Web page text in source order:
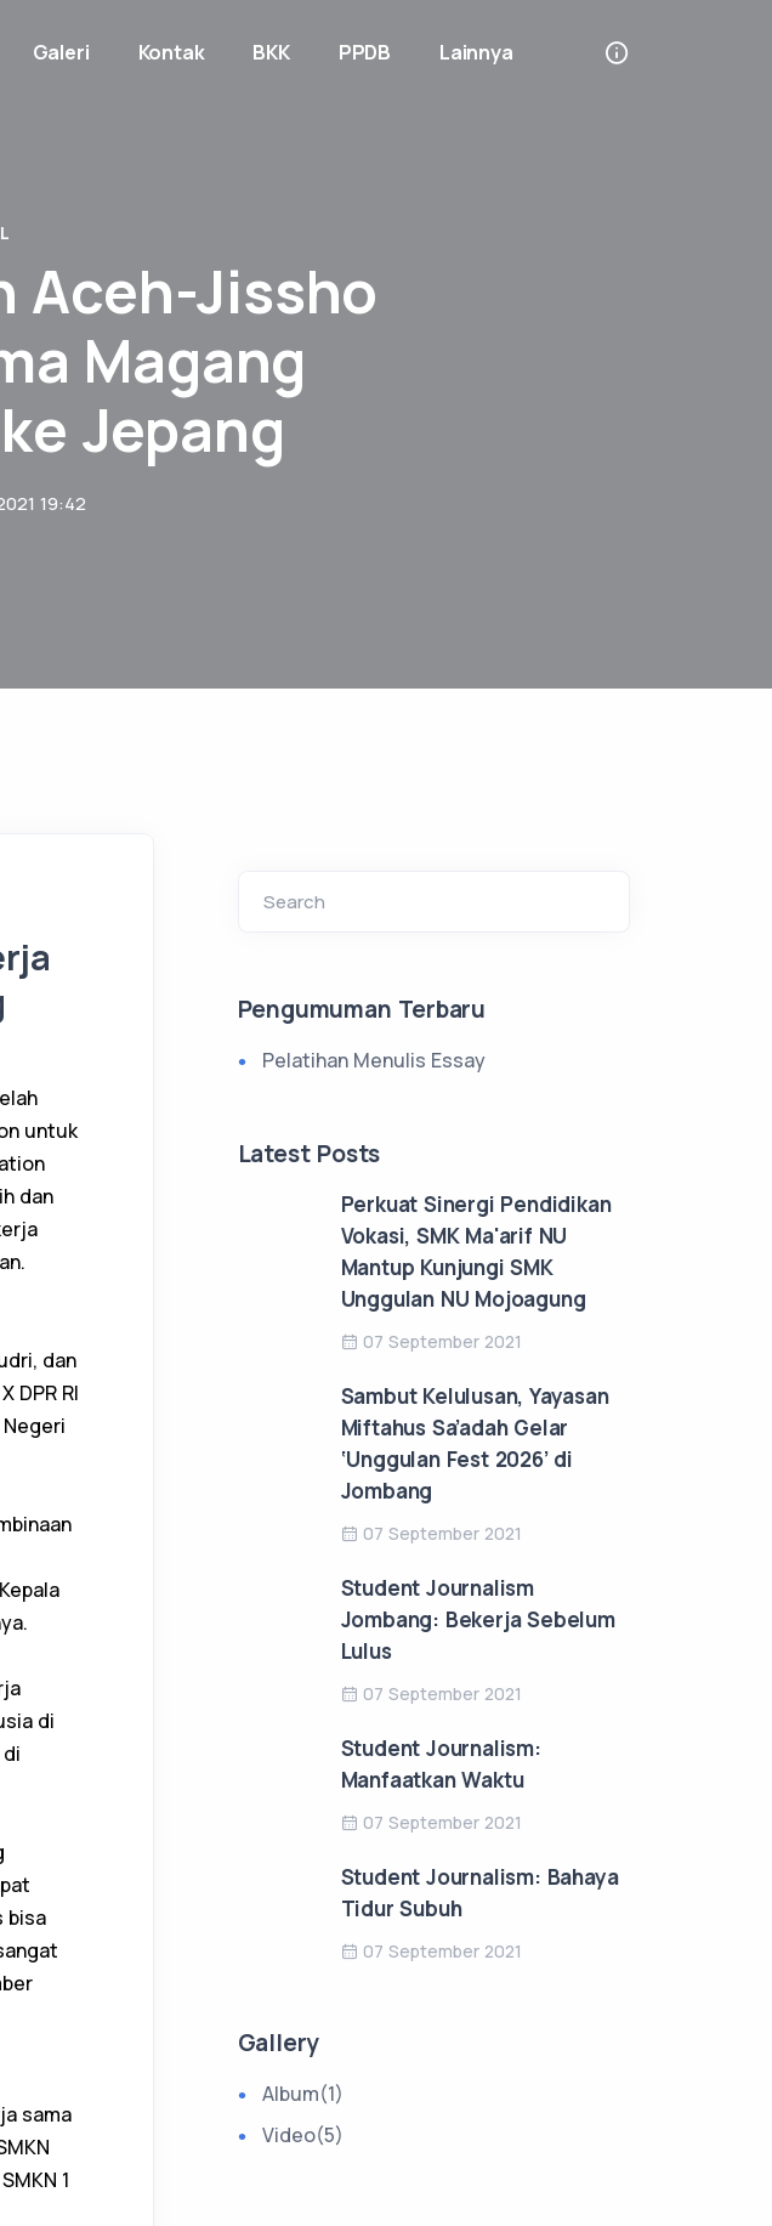
Galeri Kontak BKK PPDB Lainnya
Aceh-Jissho
Magang
Jepang
19:42
untuk
dan
dan
DPR RI
di
bisa
sama
1
Search
Pengumuman Terbaru
Pelatihan Menulis Essay
Latest Posts
Perkuat Sinergi Pendidikan
Vokasi, SMK Ma'arif NU
Mantup Kunjungi SMK
Unggulan NU Mojoagung
07 September 2021
Sambut Kelulusan, Yayasan
Miftahus Sa’adah Gelar
‘Unggulan Fest 2026’ di
Jombang
07 September 2021
Student Journalism
Jombang: Bekerja Sebelum
Lulus
07 September 2021
Student Journalism:
Manfaatkan Waktu
07 September 2021
Student Journalism: Bahaya
Tidur Subuh
07 September 2021
Gallery
Album(1)
Video(5)